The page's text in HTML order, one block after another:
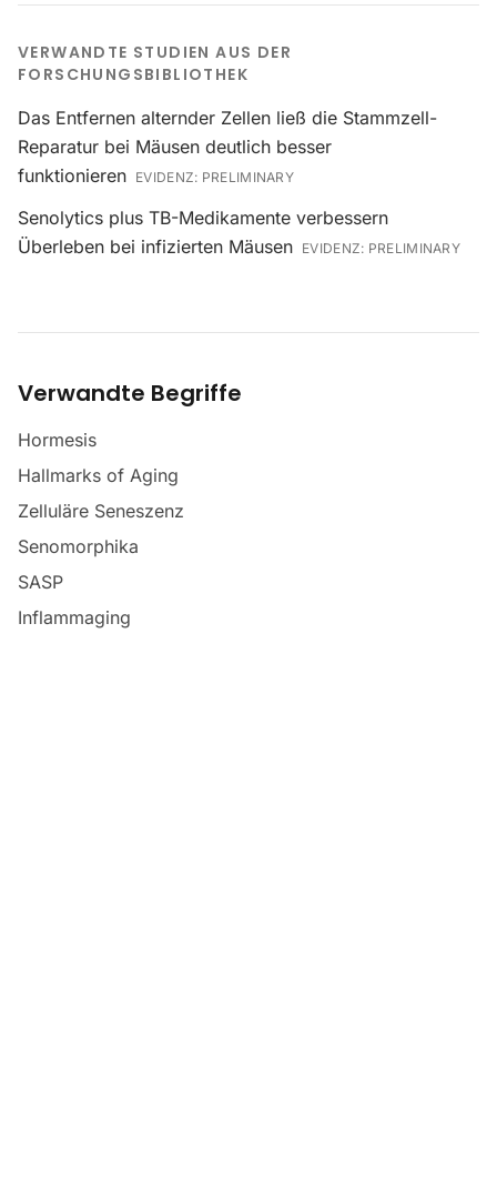
VERWANDTE STUDIEN AUS DER
FORSCHUNGSBIBLIOTHEK
Das Entfernen alternder Zellen ließ die Stammzell-
Reparatur bei Mäusen deutlich besser
funktionieren EVIDENZ: PRELIMINARY
Senolytics plus TB-Medikamente verbessern
Überleben bei infizierten Mäusen EVIDENZ: PRELIMINARY
Verwandte Begriffe
Hormesis
Hallmarks of Aging
Zelluläre Seneszenz
Senomorphika
SASP
Inflammaging